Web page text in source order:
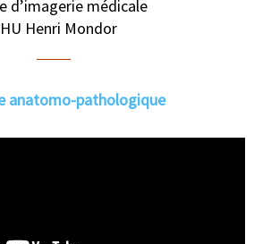
d’imagerie médicale
Henri Mondor
anatomo-pathologique